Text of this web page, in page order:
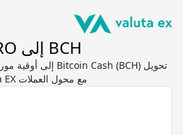
BCH إلى MRO
مع محول العملات Valuta EX